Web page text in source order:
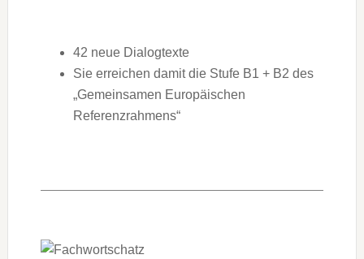
42 neue Dialogtexte
Sie erreichen damit die Stufe B1 + B2 des
„Gemeinsamen Europäischen
Referenzrahmens“